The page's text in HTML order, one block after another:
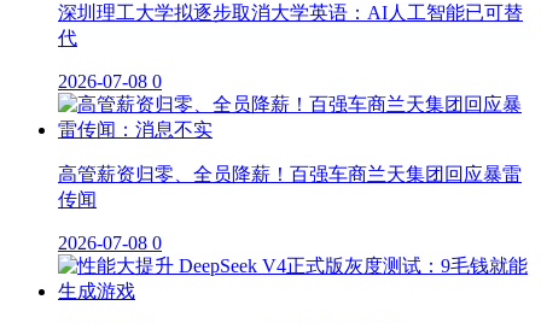
深圳理工大学拟逐步取消大学英语：AI人工智能已可替
代
2026-07-08 0
高管薪资归零、全员降薪！百强车商兰天集团回应暴雷
传闻
2026-07-08 0